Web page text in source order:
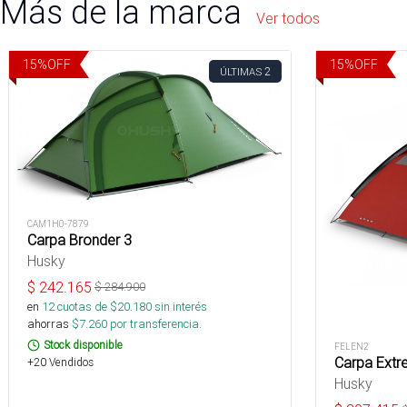
Más de la marca Ver todos
15%OFF ÚLTIMAS 2
CAM1H0-7879
Carpa Bronder 3
Husky
$ 242.165 $284.900
en 12cuotas de $20.180sin interés
ahorras $7.260 por transferencia.
Stock disponible
+20 Vendidos
15%OFF
FELEN2
Carpa
Husky